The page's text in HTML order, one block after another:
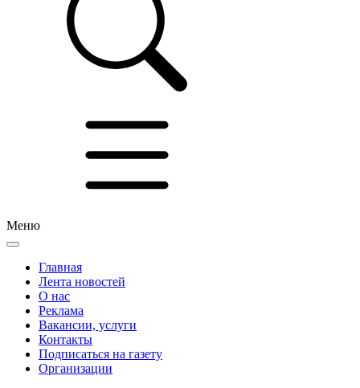
Меню
Главная
Лента новостей
О нас
Реклама
Вакансии, услуги
Контакты
Подписаться на газету
Организации